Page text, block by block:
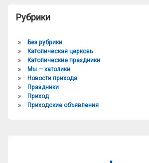
Рубрики
Без рубрики
Католическая церковь
Католические праздники
Мы — католики
Новости прихода
Праздники
Приход
Приходские объявления